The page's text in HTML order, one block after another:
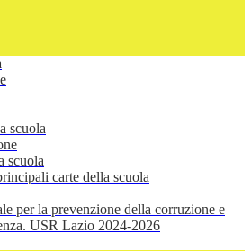
scuola
scuola
carte della scuola
per la prevenzione della corruzione e
USR Lazio 2024-2026